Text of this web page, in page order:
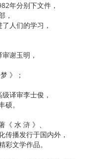
年分别下文件，
，
人们的学习，
谢玉明，
》；
译审李士俊，
。
水 浒 》、
传播发行于国内外，
文学作品。